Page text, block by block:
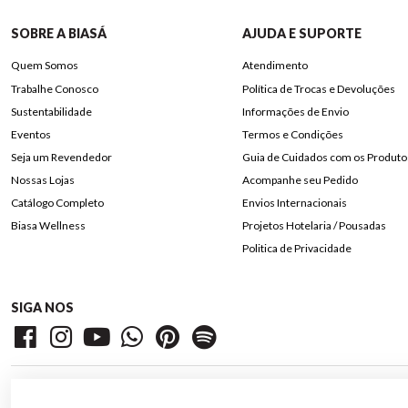
SOBRE A BIASÁ
Quem Somos
Trabalhe Conosco
Sustentabilidade
Eventos
Seja um Revendedor
Nossas Lojas
Catálogo Completo
Biasa Wellness
AJUDA E SUPORTE
Atendimento
Política de Trocas e Devoluções
Informações de Envio
Termos e Condições
Guia de Cuidados com os
Acompanhe seu Pedido
Envios Internacionais
Projetos Hotelaria / Pousadas
Politica de Privacidade
SIGA NOS